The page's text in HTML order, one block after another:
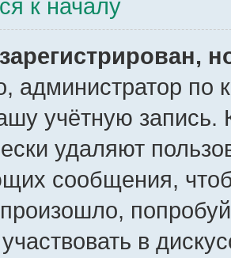
к началу
администратор по
учётную запись.
удаляют
сообщения,
в